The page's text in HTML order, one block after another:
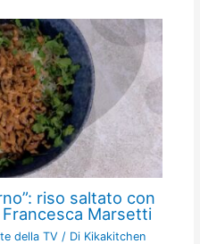
riso saltato con
Marsetti
della TV / Di Kikakitchen